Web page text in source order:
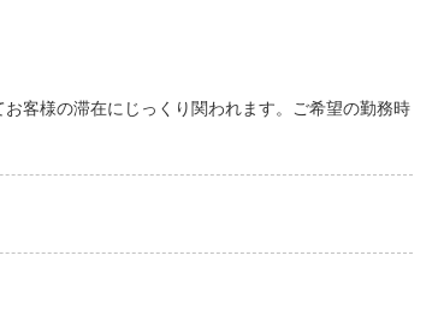
客様の滞在にじっくり関われます。ご希望の勤務時